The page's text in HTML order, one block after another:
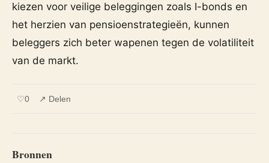
kiezen voor veilige beleggingen zoals I-bonds en
het herzien van pensioenstrategieën, kunnen
beleggers zich beter wapenen tegen de volatiliteit
van de markt.
♡0 ↗ Delen
Bronnen